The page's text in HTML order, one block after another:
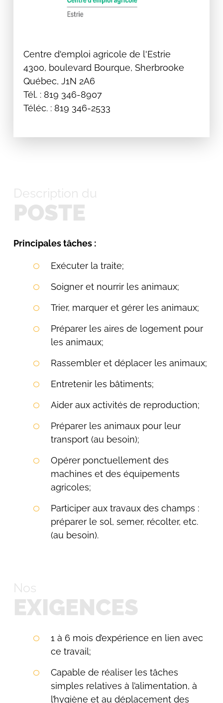
Centre d'emploi agricole de l'Estrie
4300, boulevard Bourque, Sherbrooke
Québec, J1N 2A6
Tél. : 819 346-8907
Téléc. : 819 346-2533
Description du
POSTE
Principales tâches :
Exécuter la traite;
Soigner et nourrir les animaux;
Trier, marquer et gérer les animaux;
Préparer les aires de logement pour
les animaux;
Rassembler et déplacer les animaux;
Entretenir les bâtiments;
Aider aux activités de reproduction;
Préparer les animaux pour leur
transport (au besoin);
Opérer ponctuellement des
machines et des équipements
agricoles;
Participer aux travaux des champs :
préparer le sol, semer, récolter, etc.
(au besoin).
Nos
EXIGENCES
1 à 6 mois d’expérience en lien avec
ce travail;
Capable de réaliser les tâches
simples relatives à l’alimentation, à
l’hygiène et au déplacement des